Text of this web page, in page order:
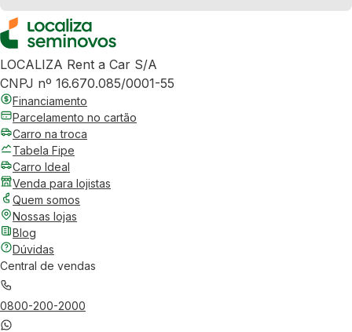
LOCALIZA Rent a Car S/A
CNPJ nº 16.670.085/0001-55
Financiamento
Parcelamento no cartão
Carro na troca
Tabela Fipe
Carro Ideal
Venda para lojistas
Quem somos
Nossas lojas
Blog
Dúvidas
Central de vendas
0800-200-2000